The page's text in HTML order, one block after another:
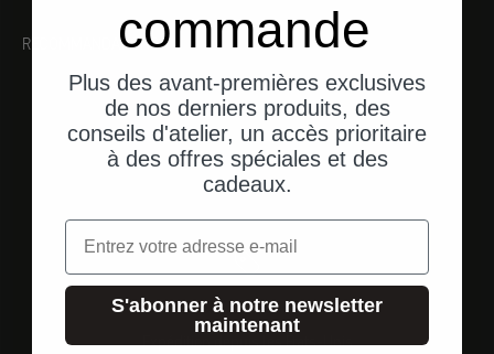
RECOMMANDATIONS
Expédition depuis les États-Unis
commande
Plus des avant-premières exclusives
de nos derniers produits, des
conseils d'atelier, un accès prioritaire
à des offres spéciales et des
cadeaux.
Email
S'abonner à notre newsletter
maintenant